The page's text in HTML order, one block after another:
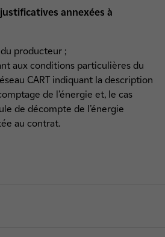
annexées à
producteur ;
aux conditions particulières du
CART indiquant la description
de l’énergie et, le cas
de décompte de l’énergie
au contrat.